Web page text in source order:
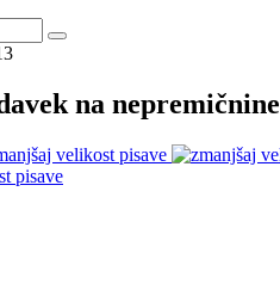
na nepremičnine
velikost pisave